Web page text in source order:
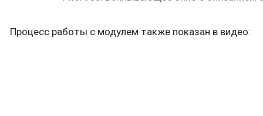
Процесс работы с модулем также показан в видео: